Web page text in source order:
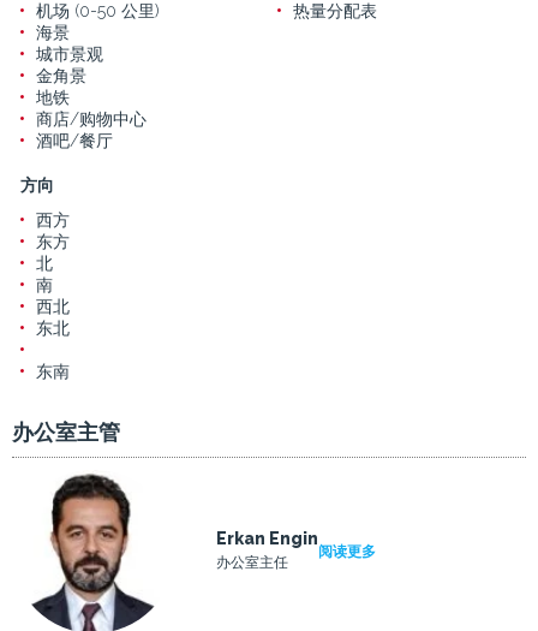
机场 (0-50 公里)
海景
城市景观
金角景
地铁
商店/购物中心
酒吧/餐厅
热量分配表
方向
西方
东方
北
南
西北
东北
东南
办公室主管
Erkan Engin
办公室主任
阅读更多